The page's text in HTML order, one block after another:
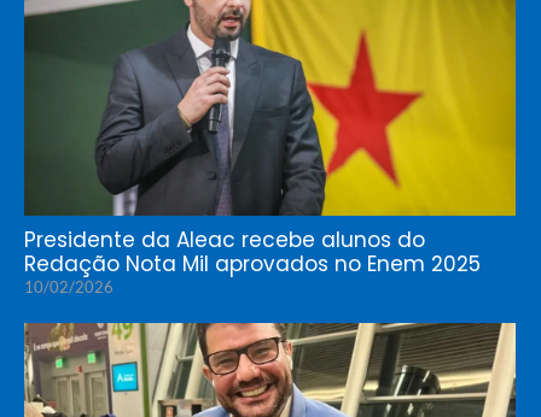
Presidente da Aleac recebe alunos do
Redação Nota Mil aprovados no Enem 2025
10/02/2026